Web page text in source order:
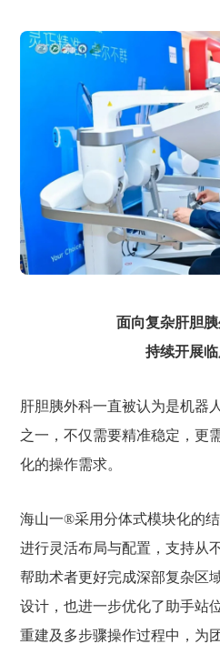
面向复杂肝胆胰
持续开展
肝胆胰外科一直被认为是机器
之一，不仅需要精准稳定，更
化的操作需求。
海山一®采用分体式模块化的
进行灵活布局与配置，支持从
帮助术者更好完成深部复杂区
设计，也进一步优化了助手站
重建及多步骤操作过程中，为